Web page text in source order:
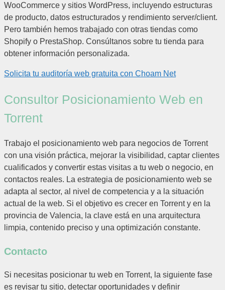
WooCommerce y sitios WordPress, incluyendo estructuras
de producto, datos estructurados y rendimiento server/client.
Pero también hemos trabajado con otras tiendas como
Shopify o PrestaShop. Consúltanos sobre tu tienda para
obtener información personalizada.
Solicita tu auditoría web gratuita con Choam Net
Consultor Posicionamiento Web en
Torrent
Trabajo el posicionamiento web para negocios de Torrent
con una visión práctica, mejorar la visibilidad, captar clientes
cualificados y convertir estas visitas a tu web o negocio, en
contactos reales. La estrategia de posicionamiento web se
adapta al sector, al nivel de competencia y a la situación
actual de la web. Si el objetivo es crecer en Torrent y en la
provincia de Valencia, la clave está en una arquitectura
limpia, contenido preciso y una optimización constante.
Contacto
Si necesitas posicionar tu web en Torrent, la siguiente fase
es revisar tu sitio, detectar oportunidades y definir